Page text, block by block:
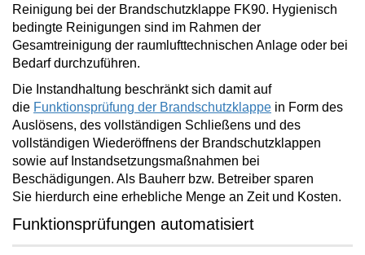
Reinigung bei der Brandschutzklappe FK90. Hygienisch
bedingte Reinigungen sind im Rahmen der
Gesamtreinigung der raumlufttechnischen Anlage oder bei
Bedarf durchzuführen.
Die Instandhaltung beschränkt sich damit auf
die Funktionsprüfung der Brandschutzklappe in Form des
Auslösens, des vollständigen Schließens und des
vollständigen Wiederöffnens der Brandschutzklappen
sowie auf Instandsetzungsmaßnahmen bei
Beschädigungen. Als Bauherr bzw. Betreiber sparen
Sie hierdurch eine erhebliche Menge an Zeit und Kosten.
Funktionsprüfungen automatisiert